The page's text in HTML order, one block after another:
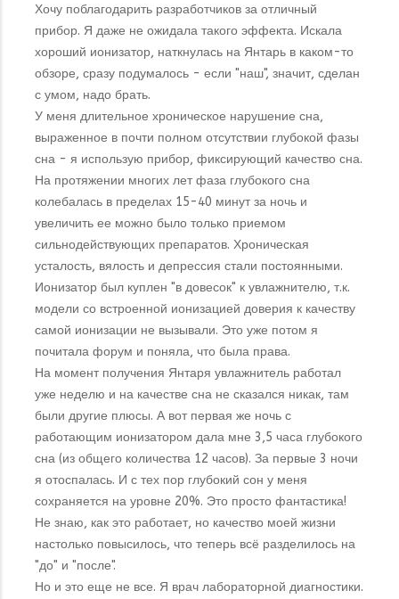
Хочу поблагодарить разработчиков за отличный
прибор. Я даже не ожидала такого эффекта. Искала
хороший ионизатор, наткнулась на Янтарь в каком-то
обзоре, сразу подумалось - если "наш", значит, сделан
с умом, надо брать.
У меня длительное хроническое нарушение сна,
выраженное в почти полном отсутствии глубокой фазы
сна - я использую прибор, фиксирующий качество сна.
На протяжении многих лет фаза глубокого сна
колебалась в пределах 15-40 минут за ночь и
увеличить ее можно было только приемом
сильнодействующих препаратов. Хроническая
усталость, вялость и депрессия стали постоянными.
Ионизатор был куплен "в довесок" к увлажнителю, т.к.
модели со встроенной ионизацией доверия к качеству
самой ионизации не вызывали. Это уже потом я
почитала форум и поняла, что была права.
На момент получения Янтаря увлажнитель работал
уже неделю и на качестве сна не сказался никак, там
были другие плюсы. А вот первая же ночь с
работающим ионизатором дала мне 3,5 часа глубокого
сна (из общего количества 12 часов). За первые 3 ночи
я отоспалась. И с тех пор глубокий сон у меня
сохраняется на уровне 20%. Это просто фантастика!
Не знаю, как это работает, но качество моей жизни
настолько повысилось, что теперь всё разделилось на
"до" и "после".
Но и это еще не все. Я врач лабораторной диагностики.